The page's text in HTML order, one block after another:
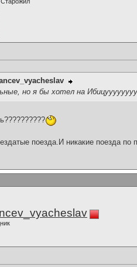
но я бы хотел на
поезда.И никакие поезда по